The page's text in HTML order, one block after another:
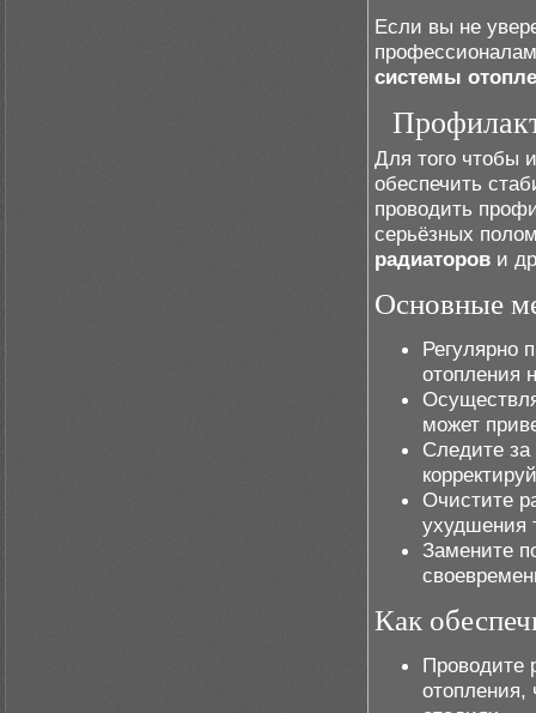
Если вы не
системы
Для того чтобы
обеспечить
проводить
серьёзных
радиаторов и
Основные
Регулярно
отопления
может
Следите
Очистите
ухудшения
Замените
Как
Проводите